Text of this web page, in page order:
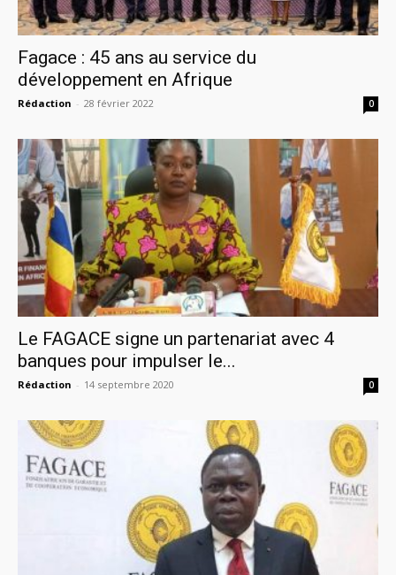
Fagace : 45 ans au service du
développement en Afrique
Rédaction - 28 février 2022 0
Le FAGACE signe un partenariat avec 4
banques pour impulser le...
Rédaction - 14 septembre 2020 0